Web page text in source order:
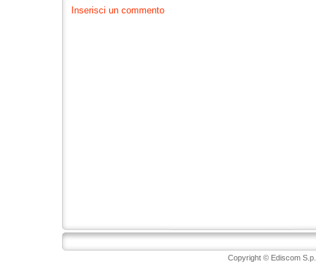
Inserisci un commento
Copyright © Ediscom